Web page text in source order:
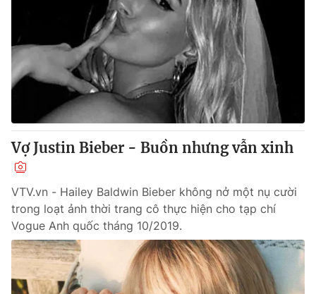
Vợ Justin Bieber - Buồn nhưng vẫn xinh
VTV.vn - Hailey Baldwin Bieber không nở một nụ cười
trong loạt ảnh thời trang cô thực hiện cho tạp chí
Vogue Anh quốc tháng 10/2019.